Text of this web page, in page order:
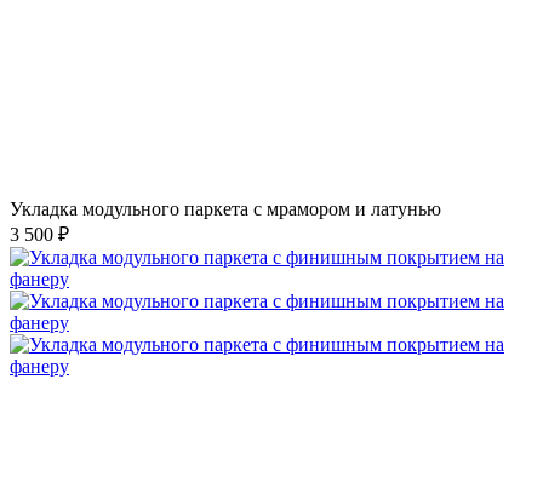
Укладка модульного паркета с мрамором и латунью
3 500 ₽